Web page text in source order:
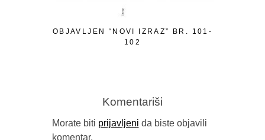
OBJAVLJEN “NOVI IZRAZ” BR. 101-
102
Komentariši
Morate biti prijavljeni da biste objavili
komentar.